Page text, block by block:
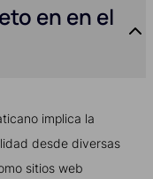
en en el
implica la
desde diversas
sitios web